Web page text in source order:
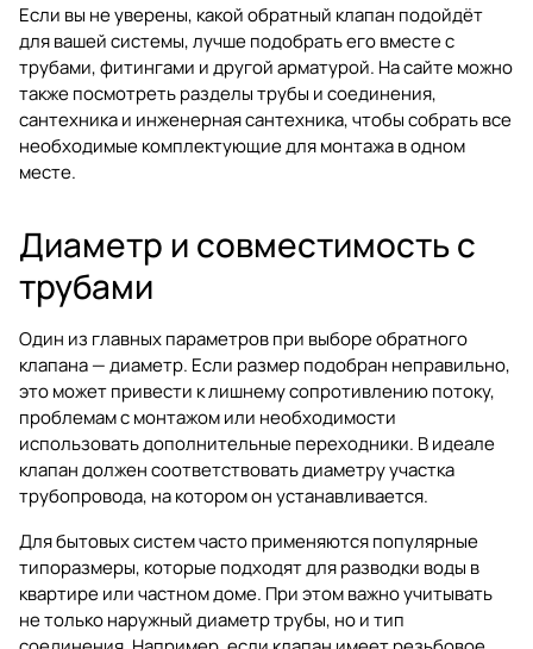
Если вы не уверены, какой обратный клапан подойдёт
для вашей системы, лучше подобрать его вместе с
трубами, фитингами и другой арматурой. На сайте можно
также посмотреть разделытрубы и соединения,
сантехникаи инженерная сантехника, чтобы собрать все
необходимые комплектующие для монтажа в одном
месте.
Диаметр и совместимость с
трубами
Один из главных параметров при выборе обратного
клапана — диаметр. Если размер подобран неправильно,
это может привести к лишнему сопротивлению потоку,
проблемам с монтажом или необходимости
использовать дополнительные переходники. В идеале
клапан должен соответствовать диаметру участка
трубопровода, на котором он устанавливается.
Для бытовых систем часто применяются популярные
типоразмеры, которые подходят для разводки воды в
квартире или частном доме. При этом важно учитывать
не только наружный диаметр трубы, но и тип